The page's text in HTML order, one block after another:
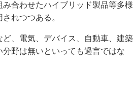
み合わせたハイブリッド製品等多様
れつつある。
、電気、デバイス、自動車、建築
野は無いといっても過言ではな